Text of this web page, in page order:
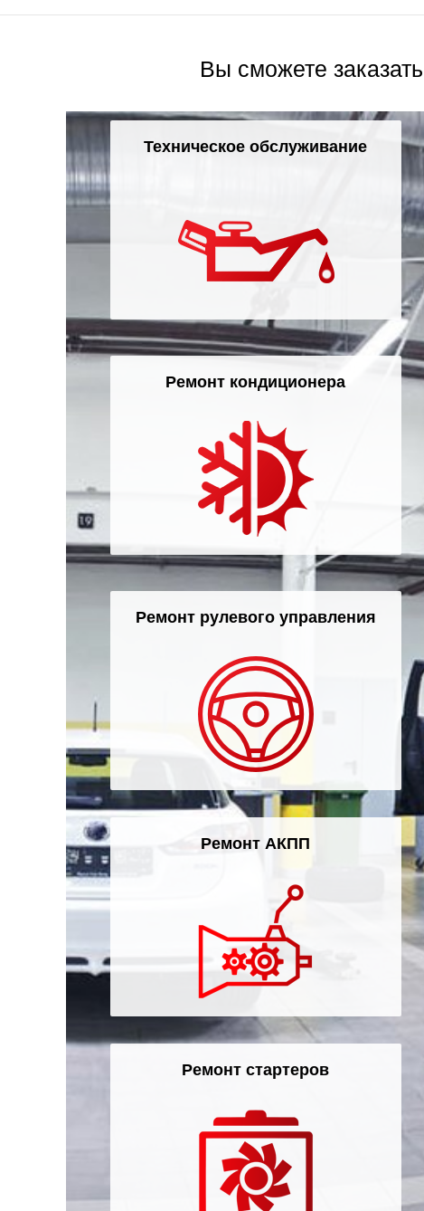
Вы сможете
Техническое обслуживание
Ремонт кондиционера
Ремонт рулевого управления
Ремонт АКПП
Ремонт стартеров